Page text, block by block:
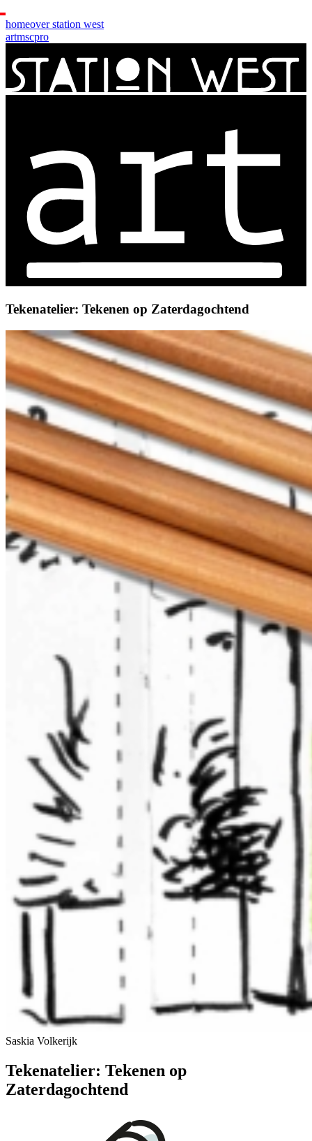
homeover station west
artmscpro
Tekenatelier: Tekenen op Zaterdagochtend
Saskia Volkerijk
Tekenatelier: Tekenen op
Zaterdagochtend